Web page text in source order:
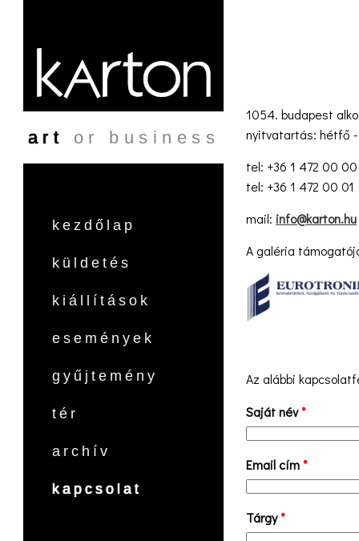
art or business
kezdőlap
küldetés
kiállítások
események
gyűjtemény
tér
archív
kapcsolat
1054. budapest
nyitvatartás: hétfő -
tel: +36 1 472 00 00
tel: +36 1 472 00 01
mail: info@karton.hu
A galéria
Az alábbi
Saját név*
Email cím*
Tárgy*